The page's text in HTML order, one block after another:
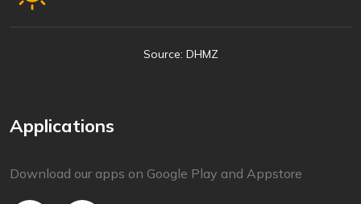
Source: DHMZ
Applications
Download our apps on Google Play and Appstore